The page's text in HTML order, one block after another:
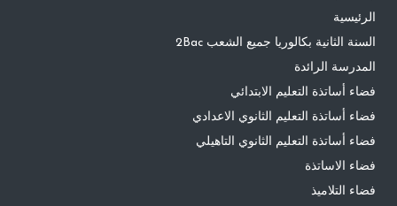
الرئيسية
السنة الثانية بكالوريا جميع الشعب 2Bac
المدرسة الرائدة
فضاء أساتذة التعليم الابتدائي
فضاء أساتذة التعليم الثانوي الاعدادي
فضاء أساتذة التعليم الثانوي التاهيلي
فضاء الاساتذة
فضاء التلاميذ